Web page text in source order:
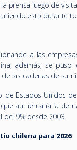
prensa luego de
esto durante
a las
además, se
las cadenas de
de Estados Unidos
aumentaría la
del 9% desde 2003.
chilena para 2026